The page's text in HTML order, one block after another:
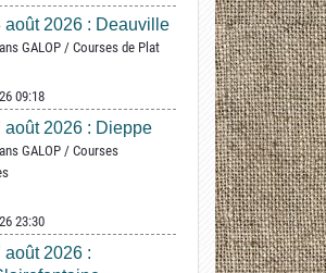
août 2026 : Deauville
GALOP / Courses de Plat
09:18
août 2026 : Dieppe
GALOP / Courses
23:30
août 2026 :